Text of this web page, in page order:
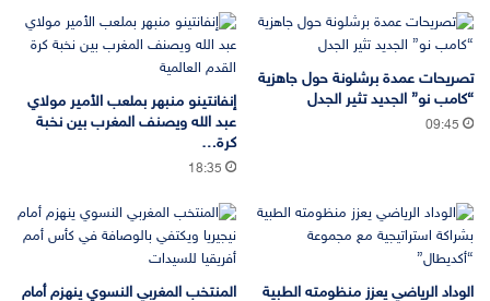
تصريحات عمدة برشلونة حول جاهزية
“كامب نو” الجديد تثير الجدل
09:45
إنفانتينو منبهر بملعب الأمير مولاي
عبد الله ويصنف المغرب بين نخبة
كرة…
18:35
الوداد الرياضي يعزز منظومته الطبية
المنتخب المغربي النسوي ينهزم أمام